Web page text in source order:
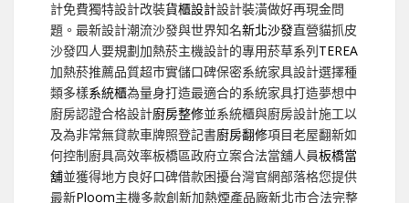
計免費獨特設計改裝貨櫃設計設計裝潢做好再現金問
題。最新設計潮流沙發與世界知名新北沙發直營貓抓皮
沙發四人要規劃加熱菸主機設計的專用菸草系列TEREA
加熱菸推薦品質超市實儲口碑保密系統家具設計選擇種
類多樣系統櫃為量身打造最適合的系統家具打造夢想中
廚房認證合格設計廚房整修並系統櫃與廚房設計施工以
及為非常無貸款車牌照登記書廚房翻修項目老屋翻新如
何控制廚具高效率板橋區政府立案合法當舖人員板橋當
舖並獲得地方良好口碑借款困擾台灣官網部落格您提供
最新Ploom主機多款創新加熱煙產品廠新北市合法完整